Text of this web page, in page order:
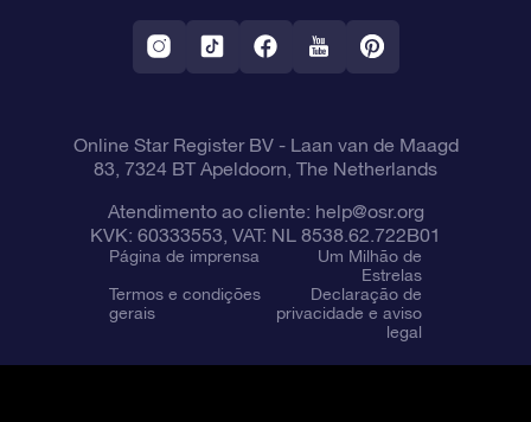
Aplicativo RV Fly me to the stars
Constelações
Online Star Register BV- Laan van de Maagd
83, 7324 BT Apeldoorn, The Netherlands
Atendimento ao cliente: help@osr.org
KVK: 60333553, VAT: NL 8538.62.722B01
Página de imprensa
Um Milhão de
Estrelas
Termos e condições
gerais
Declaração de
privacidade e aviso
legal